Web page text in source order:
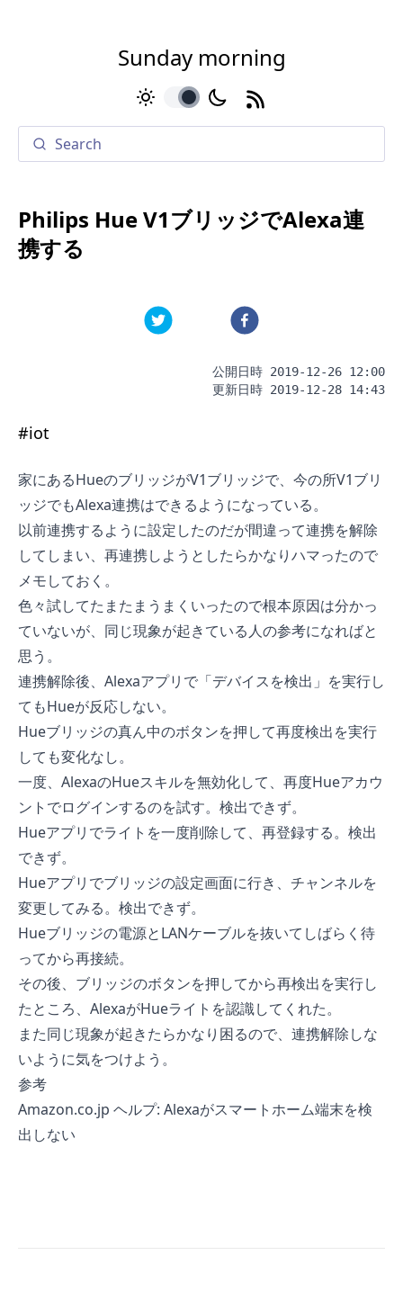
Sunday morning
toggle
Philips Hue V1ブリッジでAlexa連
携する
公開日時 2019-12-26 12:00
更新日時 2019-12-28 14:43
#iot
家にあるHueのブリッジがV1ブリッジで、今の所V1ブリ
ッジでもAlexa連携はできるようになっている。
以前連携するように設定したのだが間違って連携を解除
してしまい、再連携しようとしたらかなりハマったので
メモしておく。
色々試してたまたまうまくいったので根本原因は分かっ
ていないが、同じ現象が起きている人の参考になればと
思う。
連携解除後、Alexaアプリで「デバイスを検出」を実行し
てもHueが反応しない。
Hueブリッジの真ん中のボタンを押して再度検出を実行
しても変化なし。
一度、AlexaのHueスキルを無効化して、再度Hueアカウ
ントでログインするのを試す。検出できず。
Hueアプリでライトを一度削除して、再登録する。検出
できず。
Hueアプリでブリッジの設定画面に行き、チャンネルを
変更してみる。検出できず。
Hueブリッジの電源とLANケーブルを抜いてしばらく待
ってから再接続。
その後、ブリッジのボタンを押してから再検出を実行し
たところ、AlexaがHueライトを認識してくれた。
また同じ現象が起きたらかなり困るので、連携解除しな
いように気をつけよう。
参考
Amazon.co.jp ヘルプ: Alexaがスマートホーム端末を検
出しない